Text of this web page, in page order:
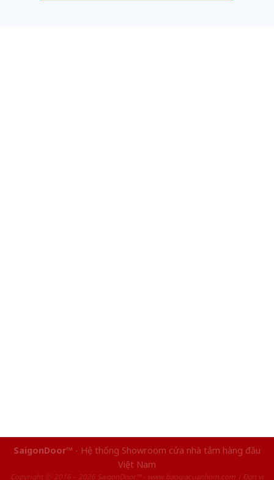
SaigonDoor™ - Hệ thống Showroom cửa nhà tắm hàng đầu
Việt Nam
Copyright ⓒ 2016 – 2026 SaigonDoor™ - www.baogiacuanhom.com | Đơn vị